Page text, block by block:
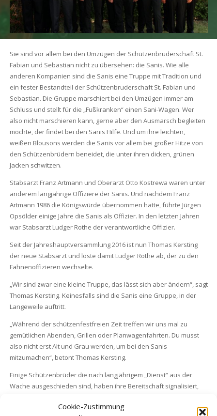
Cookie-Zustimmung
Sie sind vor allem bei den Umzügen der Schützenbruderschaft St.
Fabian und Sebastian nicht zu übersehen: die Sanis. Wie alle
anderen Kompanien sind die Sanis eine Truppe mit Tradition und
ein fester Bestandteil der Schützenbruderschaft St. Fabian und
Sebastian. Die Gruppe marschiert bei den Umzügen immer am
Schluss und stellt für die „Fußkranken“ einen Sani-Wagen. Wer
also nicht marschieren kann, gerne aber den Ausmarsch begleiten
möchte, der findet bei den Sanis Hilfe. Und um ihre leichten,
weißen Blousons werden die Sanis vor allem bei großer Hitze von
den Schützenbrüdern beneidet, die unter ihren dicken, grünen
Jacken schwitzen.
Stabsarzt Franz Artmann und Oberarzt Otto Kostrewa waren unter
anderem langjährige Offiziere der Sanis. Und nachdem Franz
Artmann 1986 die Königswürde übernommen hatte, führte Jürgen
Opsölder einige Jahre die Sanis als Offizier. In den letzten Jahren
war Stabsarzt Ludger Rothe der verantwortliche Offizier.
Seit der Jahreshauptversammlung 2016 ist nun Thomas Kersting
der neue Stabsarzt und löste damit Ludger Rothe ab, der zu den
Fahnenoffizieren wechselte.
„Wir sind zwar eine kleine Truppe, das lässt sich aber ändern“, sagt
Thomas Kersting. Keinesfalls sind die Sanis eine Gruppe, in der
Langeweile auftritt.
„Während der schützenfestfreien Zeit treffen wir uns mal zu
gemütlichen Abenden, Grillen oder Planwagenfahrten. Du musst
also nicht erst Alt und Grau werden, um bei den Sanis
mitzumachen“, betont Thomas Kersting.
Einige Schützenbrüder die nach langjährigem „Dienst“ aus der
Wache ausgeschieden sind, haben ihre Bereitschaft signalisiert,
25 Schützenbrüder. „Wir sind aber eine offene Gruppe und weitere